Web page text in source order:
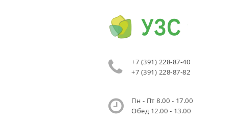
+7 (391) 228-87-40
+7 (391) 228-87-82
Пн - Пт 8.00 - 17.00
Обед 12.00 - 13.00